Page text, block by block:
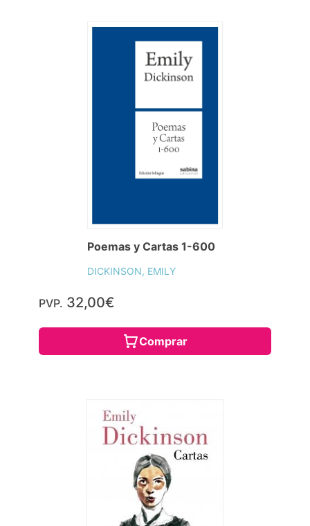
Poemas y Cartas 1-600
DICKINSON, EMILY
PVP. 32,00€
Comprar